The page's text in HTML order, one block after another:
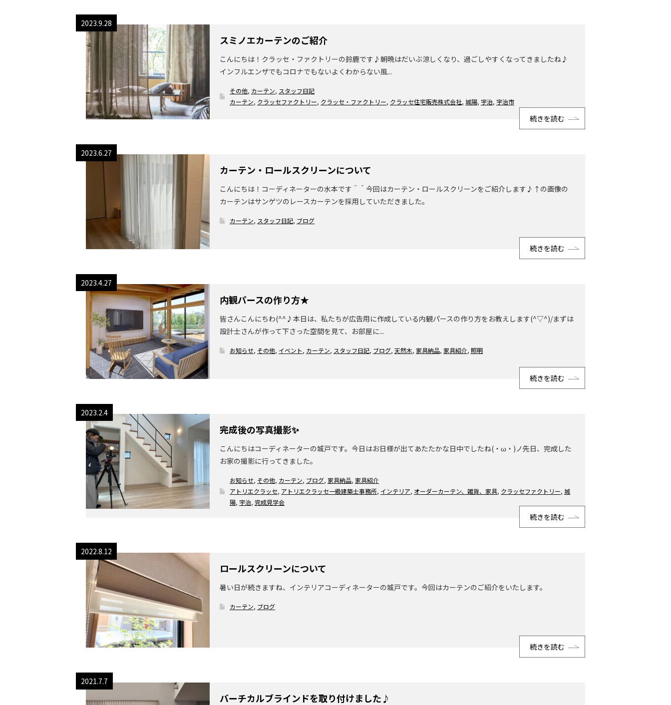
2023.9.28
スミノエカーテンのご紹介
こんにちは！クラッセ・ファクトリーの鈴鹿です♪朝晩はだいぶ涼しくなり、過ごしやすくなってきましたね♪
インフルエンザでもコロナでもないよくわからない風...
その他, カーテン, スタッフ日記
カーテン, クラッセファクトリー, クラッセ・ファクトリー, クラッセ住宅販売株式会社, 城陽, 宇治, 宇治市
続きを読む
2023.6.27
カーテン・ロールスクリーンについて
こんにちは！コーディネーターの水本です＾＾今回はカーテン・ロールスクリーンをご紹介します♪↑の画像の
カーテンはサンゲツのレースカーテンを採用していただきました。
カーテン, スタッフ日記, ブログ
続きを読む
2023.4.27
内観パースの作り方★
皆さんこんにちわ(^^♪本日は、私たちが広告用に作成している内観パースの作り方をお教えします(^▽^)/まずは
設計士さんが作って下さった空間を見て、お部屋に...
お知らせ, その他, イベント, カーテン, スタッフ日記, ブログ, 天然木, 家具納品, 家具紹介, 照明
続きを読む
2023.2.4
完成後の写真撮影✨
こんにちはコーディネーターの城戸です。今日はお日様が出てあたたかな日中でしたね(・ω・)ノ先日、完成した
お家の撮影に行ってきました。
お知らせ, その他, カーテン, ブログ, 家具納品, 家具紹介
アトリエクラッセ, アトリエクラッセ一級建築士事務所, インテリア, オーダーカーテン、雑貨、家具, クラッセファクトリー, 城
陽, 宇治, 完成見学会
続きを読む
2022.8.12
ロールスクリーンについて
暑い日が続きますね、インテリアコーディネーターの城戸です。今回はカーテンのご紹介をいたします。
カーテン, ブログ
続きを読む
2021.7.7
バーチカルブラインドを取り付けました♪